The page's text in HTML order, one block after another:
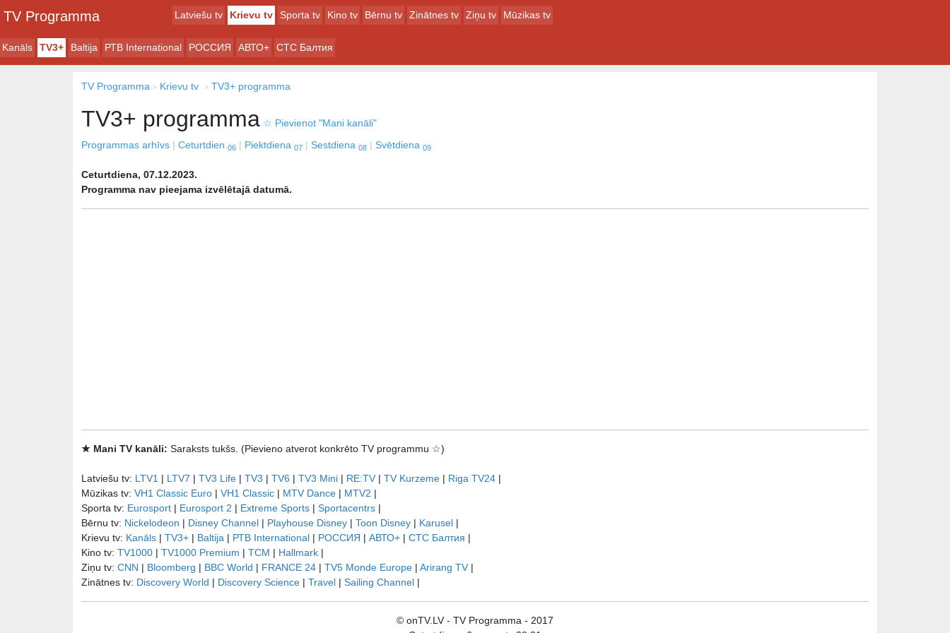
TV Programma Latviešu tv Krievu tv Sporta tv Kino tv Bērnu tv Zinātnes tv Ziņu tv Mūzikas tv
Kanāls TV3+ Baltija РТB International РОССИЯ АВТО+ СТС Балтия
TV Programma Krievu tv TV3+ programma
TV3+ programma ☆ Pievienot "Mani kanāli"
Programmas arhīvs
Ceturtdien 06 Piektdiena 07 Sestdiena 08 Svētdiena 09
Ceturtdiena, 07.12.2023.
Programma nav pieejama izvēlētajā datumā.
★ Mani TV kanāli: Saraksts tukšs. (Pievieno atverot konkrēto TV programmu ☆)
Latviešu tv: LTV1 | LTV7 | TV3 Life | TV3 | TV6 | TV3 Mini | RE:TV | TV Kurzeme | Riga TV24 |
Mūzikas tv: VH1 Classic Euro | VH1 Classic | MTV Dance | MTV2 |
Sporta tv: Eurosport | Eurosport 2 | Extreme Sports | Sportacentrs |
Bērnu tv: Nickelodeon | Disney Channel | Playhouse Disney | Toon Disney | Karusel |
Krievu tv: Kanāls | TV3+ | Baltija | РТB International | РОССИЯ | АВТО+ | СТС Балтия |
Kino tv: TV1000 | TV1000 Premium | TCM | Hallmark |
Ziņu tv: CNN | Bloomberg | BBC World | FRANCE 24 | TV5 Monde Europe | Arirang TV |
Zinātnes tv: Discovery World | Discovery Science | Travel | Sailing Channel |
© onTV.LV - TV Programma - 2017